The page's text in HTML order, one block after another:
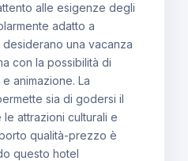
alle esigenze degli
adatto a
una vacanza
con la possibilità di
animazione. La
sia di godersi il
attrazioni culturali e
qualità-prezzo è
questo hotel